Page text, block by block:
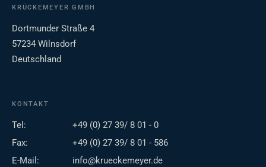
KRÜCKEMEYER GMBH
Dortmunder Straße 4
57234 Wilnsdorf
Deutschland
KONTAKT
Tel:
+49 (0) 27 39/ 8 01 - 0
Fax:
+49 (0) 27 39/ 8 01 - 586
E-Mail:
info@krueckemeyer.de